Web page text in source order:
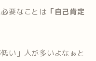
要なことは 「自己肯定
い」人が多いよなぁと